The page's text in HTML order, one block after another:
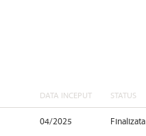
DATA INCEPUT STATUS
04/2025 Finalizata